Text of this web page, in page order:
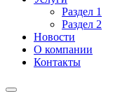
Раздел 1
Раздел 2
Новости
О компании
Контакты